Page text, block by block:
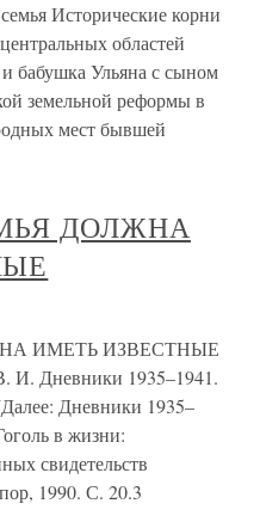
Исторические корни
областей
бабушка Ульяна с сыном
земельной реформы в
мест бывшей
ДОЛЖНА
ИМЕТЬ ИЗВЕСТНЫЕ
Дневники 1935–1941.
Дневники 1935–
в жизни:
свидетельств
1990. С. 20.3